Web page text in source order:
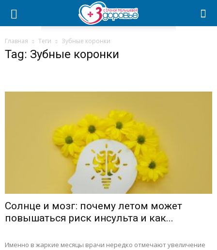
Главная Теги Зубные коронки
Tag: Зубные коронки
Солнце и мозг: почему летом может
повышаться риск инсульта и как...
Именно в жаркие месяцы врачи нередко отмечают увеличение